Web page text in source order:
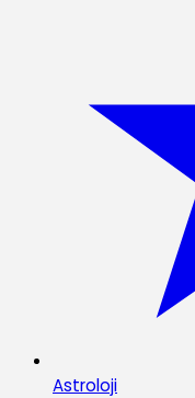
Astroloji